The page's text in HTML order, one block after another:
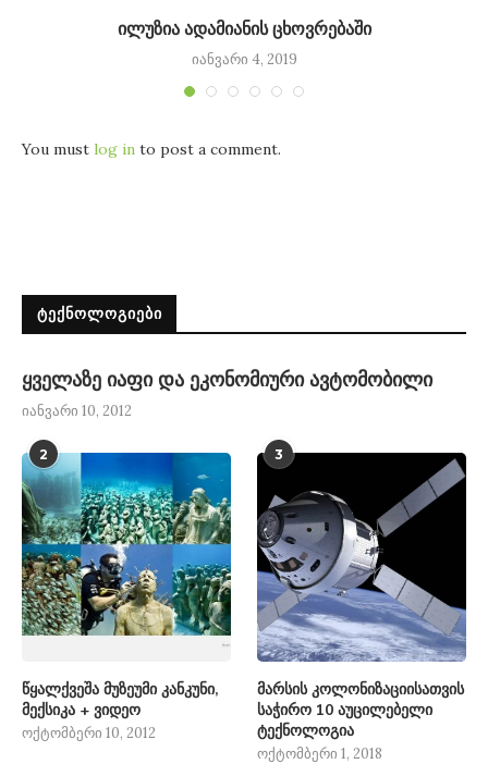
ილუზია ადამიანის ცხოვრებაში
იანვარი 4, 2019
You must log in to post a comment.
ᲢᲔᲥᲜᲝᲚᲝᲒᲘᲔᲑᲘ
ყველაზე იაფი და ეკონომიური ავტომობილი
იანვარი 10, 2012
2
წყალქვეშა მუზეუმი კანკუნი,
მექსიკა + ვიდეო
ოქტომბერი 10, 2012
3
მარსის კოლონიზაციისათვის
საჭირო 10 აუცილებელი
ტექნოლოგია
ოქტომბერი 1, 2018